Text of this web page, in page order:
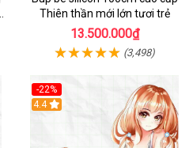
Thiên thần mới lớn tươi trẻ
13.500.000₫
(3,498)
-22%
Hot
4.4